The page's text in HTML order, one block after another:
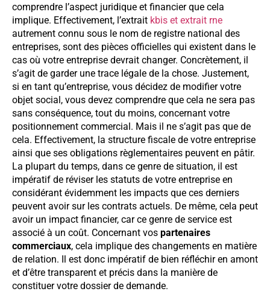
comprendre l’aspect juridique et financier que cela
implique. Effectivement, l’extrait kbis et extrait rne
autrement connu sous le nom de registre national des
entreprises, sont des pièces officielles qui existent dans le
cas où votre entreprise devrait changer. Concrètement, il
s’agit de garder une trace légale de la chose. Justement,
si en tant qu’entreprise, vous décidez de modifier votre
objet social, vous devez comprendre que cela ne sera pas
sans conséquence, tout du moins, concernant votre
positionnement commercial. Mais il ne s’agit pas que de
cela. Effectivement, la structure fiscale de votre entreprise
ainsi que ses obligations règlementaires peuvent en pâtir.
La plupart du temps, dans ce genre de situation, il est
impératif de réviser les statuts de votre entreprise en
considérant évidemment les impacts que ces derniers
peuvent avoir sur les contrats actuels. De même, cela peut
avoir un impact financier, car ce genre de service est
associé à un coût. Concernant vos partenaires
commerciaux, cela implique des changements en matière
de relation. Il est donc impératif de bien réfléchir en amont
et d’être transparent et précis dans la manière de
constituer votre dossier de demande.